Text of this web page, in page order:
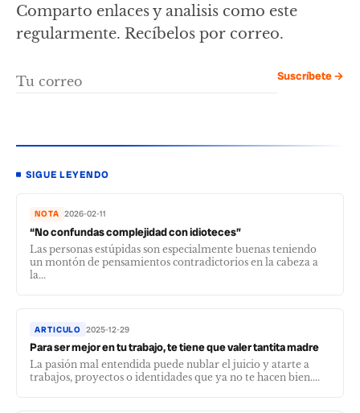
Comparto enlaces y analisis como este
regularmente. Recíbelos por correo.
Suscríbete →
SIGUE LEYENDO
NOTA 2026-02-11
“No confundas complejidad con idioteces”
Las personas estúpidas son especialmente buenas teniendo
un montón de pensamientos contradictorios en la cabeza a
la...
ARTICULO 2025-12-29
Para ser mejor en tu trabajo, te tiene que valer tantita madre
La pasión mal entendida puede nublar el juicio y atarte a
trabajos, proyectos o identidades que ya no te hacen bien....